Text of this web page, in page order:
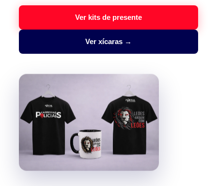
Ver kits de presente
Ver xícaras →